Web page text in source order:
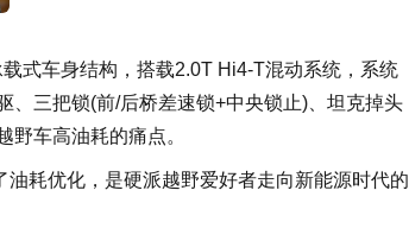
式车身结构，搭载2.0T Hi4-T混动系统，系统
、三把锁(前/后桥差速锁+中央锁止)、坦克掉头
车高油耗的痛点。
耗优化，是硬派越野爱好者走向新能源时代的